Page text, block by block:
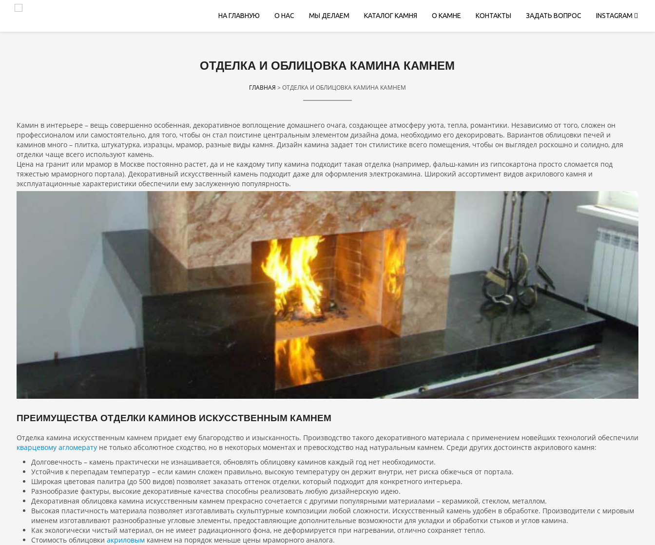
НА ГЛАВНУЮ О НАС МЫ ДЕЛАЕМ КАТАЛОГ КАМНЯ О КАМНЕ КОНТАКТЫ ЗАДАТЬ ВОПРОС INSTAGRAM
ОТДЕЛКА И ОБЛИЦОВКА КАМИНА КАМНЕМ
ГЛАВНАЯ > ОТДЕЛКА И ОБЛИЦОВКА КАМИНА КАМНЕМ
Камин в интерьере – вещь совершенно особенная, декоративное воплощение домашнего очага, создающее атмосферу уюта, тепла, романтики. Независимо от того, сложен он
профессионалом или самостоятельно, для того, чтобы он стал поистине центральным элементом дизайна дома, необходимо его декорировать. Вариантов облицовки печей и
каминов много – плитка, штукатурка, изразцы, мрамор, разные виды камня. Дизайн камина задает тон стилистике всего помещения, чтобы он выглядел роскошно и солидно, для
отделки чаще всего используют камень.
Цена на гранит или мрамор в Москве постоянно растет, да и не каждому типу камина подходит такая отделка (например, фальш-камин из гипсокартона просто сломается под
тяжестью мраморного портала). Декоративный искусственный камень подходит даже для оформления электрокамина. Широкий ассортимент видов акрилового камня и
эксплуатационные характеристики обеспечили ему заслуженную популярность.
ПРЕИМУЩЕСТВА ОТДЕЛКИ КАМИНОВ ИСКУССТВЕННЫМ КАМНЕМ
Отделка камина искусственным камнем придает ему благородство и изысканность. Производство такого декоративного материала с применением новейших технологий обеспечили
кварцевому агломератуне только абсолютное сходство, но в некоторых моментах и превосходство над натуральным камнем. Среди других достоинств акрилового камня:
Долговечность – камень практически не изнашивается, обновлять облицовку каминов каждый год нет необходимости.
Устойчив к перепадам температур – если камин сложен правильно, высокую температуру он держит внутри, нет риска обжечься от портала.
Широкая цветовая палитра (до 500 видов) позволяет заказать оттенок отделки, который подходит для конкретного интерьера.
Разнообразие фактуры, высокие декоративные качества способны реализовать любую дизайнерскую идею.
Декоративная облицовка камина искусственным камнем прекрасно сочетается с другими популярными материалами – керамикой, стеклом, металлом.
Высокая пластичность материала позволяет изготавливать скульптурные композиции любой сложности. Искусственный камень удобен в обработке. Производители с мировым
именем изготавливают разнообразные угловые элементы, предоставляющие дополнительные возможности для укладки и обработки стыков и углов камина.
Как экологически чистый материал, он не имеет радиационного фона, не деформируется при нагревании, отлично сохраняет тепло.
Стоимость облицовки акриловым камнем на порядок меньше цены мраморного аналога.